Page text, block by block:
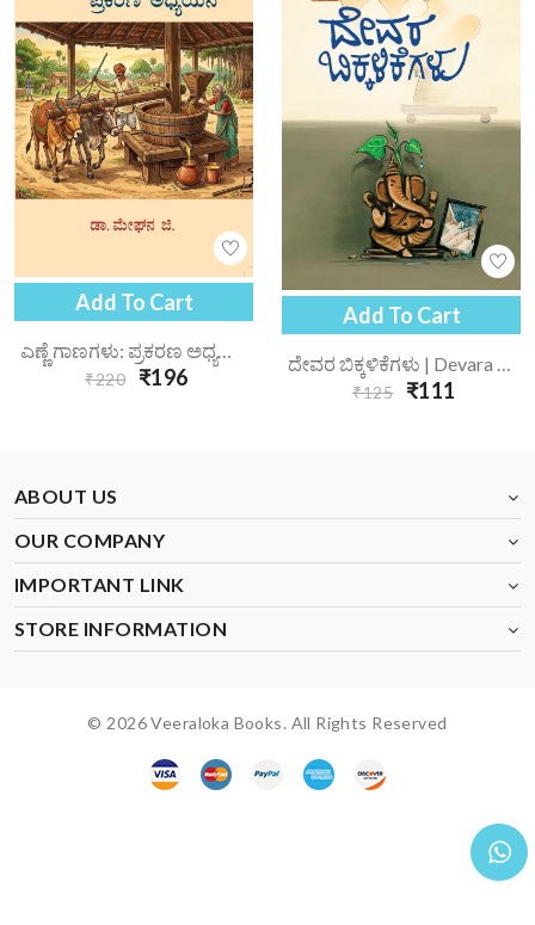
Add To Cart
ಎಣ್ಣೆ ಗಾಣಗಳು: ಪ್ರಕರಣ ಅಧ್ಯಯನ | Enne Gaanagalu Prakarana Adhyayana
₹220 ₹196
Add To Cart
ದೇವರ ಬಿಕ್ಕಳಿಕೆಗಳು | Devara Bikkalikegalu
₹125 ₹111
ABOUT US
OUR COMPANY
IMPORTANT LINK
STORE INFORMATION
© 2026 Veeraloka Books. All Rights Reserved